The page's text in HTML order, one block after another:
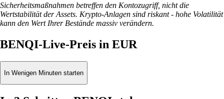
Sicherheitsmaßnahmen betreffen den Kontozugriff, nicht die
Wertstabilität der Assets. Krypto-Anlagen sind riskant - hohe Volatilität
kann den Wert Ihrer Bestände massiv verändern.
BENQI-Live-Preis in EUR
In Wenigen Minuten starten